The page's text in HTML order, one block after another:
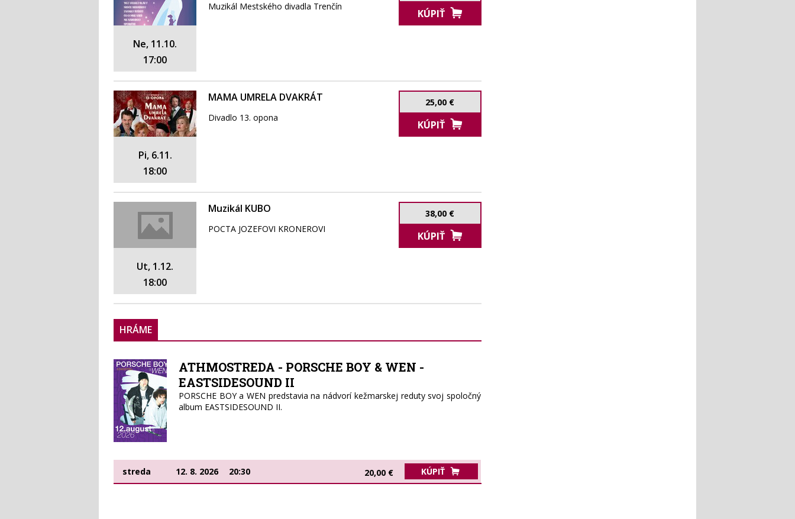
Ne, 11.10.
17:00
Muzikál Mestského divadla Trenčín
KÚPIŤ
Pi, 6.11.
18:00
MAMA UMRELA DVAKRÁT
Divadlo 13. opona
25,00 €
KÚPIŤ
Ut, 1.12.
18:00
Muzikál KUBO
POCTA JOZEFOVI KRONEROVI
38,00 €
KÚPIŤ
HRÁME
ATHMOSTREDA - PORSCHE BOY & WEN -
EASTSIDESOUND II
PORSCHE BOY a WEN predstavia na nádvorí kežmarskej reduty svoj spoločný
album EASTSIDESOUND II.
streda 12. 8. 2026 20:30 20,00 € KÚPIŤ